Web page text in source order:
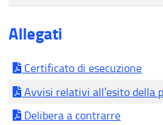
Allegati
Certificato di esecuzione
Avvisi relativi all’esito della
Delibera a contrarre